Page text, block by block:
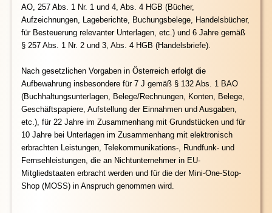
AO, 257 Abs. 1 Nr. 1 und 4, Abs. 4 HGB (Bücher,
Aufzeichnungen, Lageberichte, Buchungsbelege, Handelsbücher,
für Besteuerung relevanter Unterlagen, etc.) und 6 Jahre gemäß
§ 257 Abs. 1 Nr. 2 und 3, Abs. 4 HGB (Handelsbriefe).
Nach gesetzlichen Vorgaben in Österreich erfolgt die
Aufbewahrung insbesondere für 7 J gemäß § 132 Abs. 1 BAO
(Buchhaltungsunterlagen, Belege/Rechnungen, Konten, Belege,
Geschäftspapiere, Aufstellung der Einnahmen und Ausgaben,
etc.), für 22 Jahre im Zusammenhang mit Grundstücken und für
10 Jahre bei Unterlagen im Zusammenhang mit elektronisch
erbrachten Leistungen, Telekommunikations-, Rundfunk- und
Fernsehleistungen, die an Nichtunternehmer in EU-
Mitgliedstaaten erbracht werden und für die der Mini-One-Stop-
Shop (MOSS) in Anspruch genommen wird.